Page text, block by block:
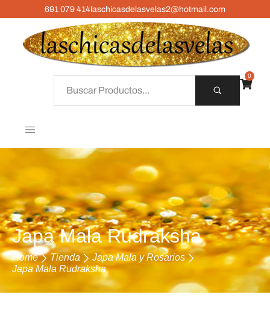
691 079 414laschicasdelasvelas2@hotmail.com
0
Japa Mala Rudraksha
Home Tienda
Japa Mala y Rosarios
Japa Mala Rudraksha